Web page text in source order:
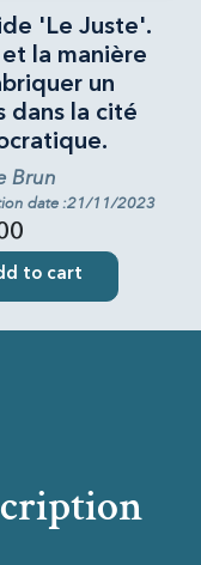
'Le Juste'.
la manière
un
dans la cité
Brun
date :21/11/2023
to cart